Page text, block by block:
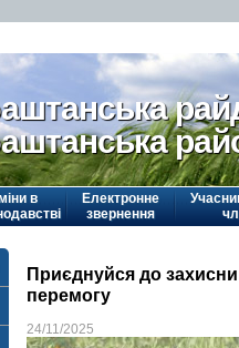
в
Електронне
звернення
Приєднуйся до
перемогу
24/11/2025